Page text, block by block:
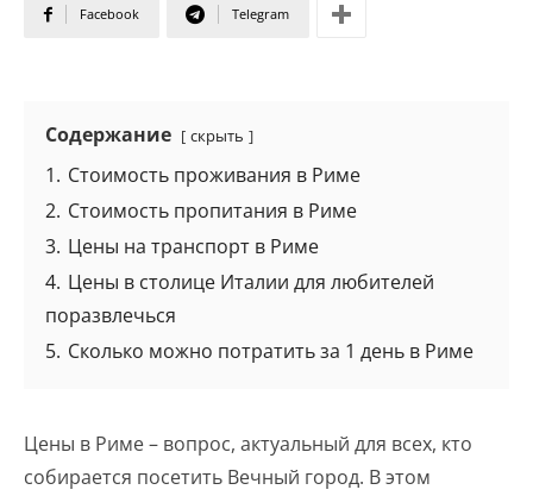
Facebook Telegram
Содержание скрыть
1. Стоимость проживания в Риме
2. Стоимость пропитания в Риме
3. Цены на транспорт в Риме
4. Цены в столице Италии для любителей
поразвлечься
5. Сколько можно потратить за 1 день в Риме
Цены в Риме – вопрос, актуальный для всех, кто
собирается посетить Вечный город. В этом